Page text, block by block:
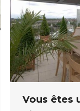
Vous êtes